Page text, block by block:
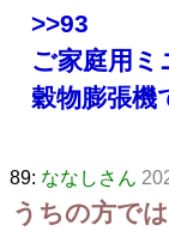
>>93
ご家庭用
穀物膨張機
89: ななしさん
うちの方では